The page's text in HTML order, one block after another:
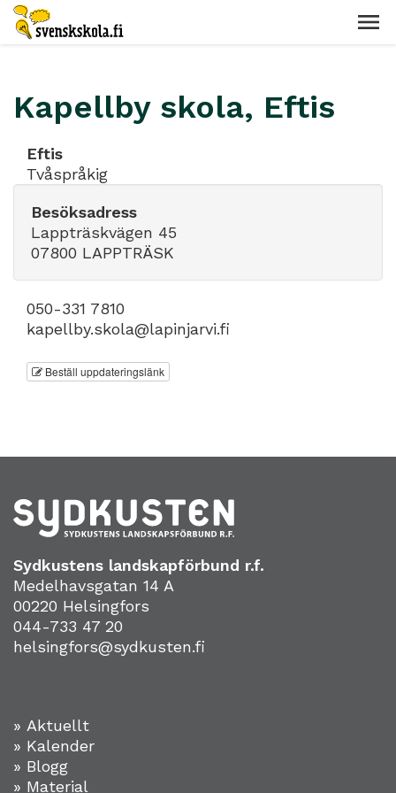
Kapellby skola, Eftis
Eftis
Tvåspråkig
Besöksadress
Lappträskvägen 45
07800 LAPPTRÄSK
050-331 7810
kapellby.skola@lapinjarvi.fi
Beställ uppdateringslänk
Sydkustens landskapförbund r.f.
Medelhavsgatan 14 A
00220 Helsingfors
044-733 47 20
helsingfors@sydkusten.fi
» Aktuellt
» Kalender
» Blogg
» Material